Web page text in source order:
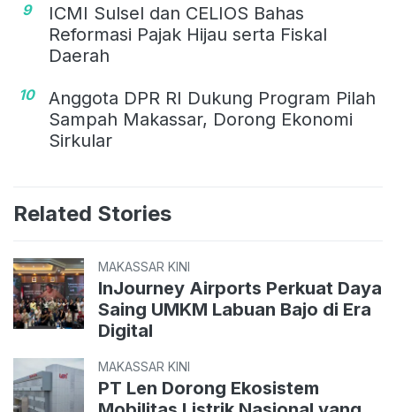
9
ICMI Sulsel dan CELIOS Bahas
Reformasi Pajak Hijau serta Fiskal
Daerah
10
Anggota DPR RI Dukung Program Pilah
Sampah Makassar, Dorong Ekonomi
Sirkular
Related Stories
MAKASSAR KINI
InJourney Airports Perkuat Daya
Saing UMKM Labuan Bajo di Era
Digital
MAKASSAR KINI
PT Len Dorong Ekosistem